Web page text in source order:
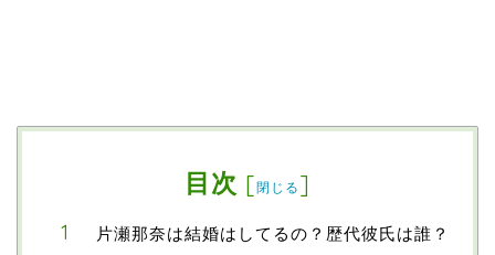
目次 [閉じる ]
片瀬那奈は結婚はしてるの？歴代彼氏は誰？